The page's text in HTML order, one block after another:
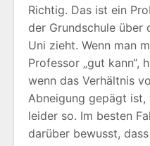
Richtig. Das ist ein
der Grundschule über
Uni zieht. Wenn man
Professor „gut kann“,
wenn das Verhältnis
Abneigung gepägt ist,
leider so. Im besten
darüber bewusst,